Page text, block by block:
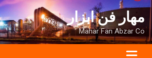
به
محتوا
برویدمهار فن ابزار
Mahar Fan Abzar Co